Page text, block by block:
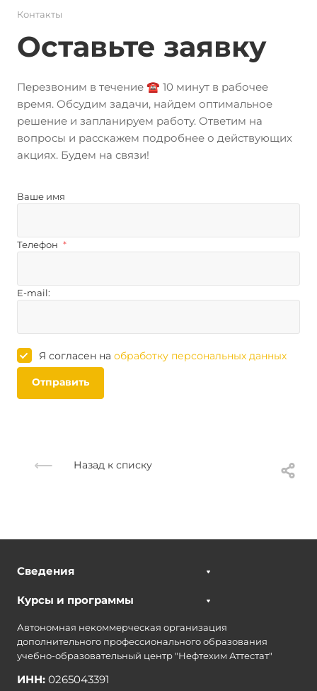
Контакты
Оставьте заявку
Перезвоним в течение ☎️ 10 минут в рабочее
время. Обсудим задачи, найдем оптимальное
решение и запланируем работу. Ответим на
вопросы и расскажем подробнее о действующих
акциях. Будем на связи!
Ваше имя
Телефон *
E-mail:
Я согласен на обработку персональных данных
Отправить
Назад к списку
Сведения
Курсы и программы
Автономная некоммерческая организация
дополнительного профессионального образования
учебно-образовательный центр "Нефтехим Аттестат"
ИНН: 0265043391